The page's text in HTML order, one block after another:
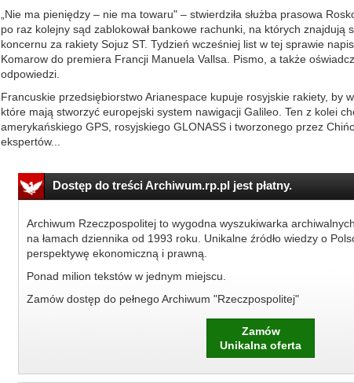
„Nie ma pieniędzy – nie ma towaru" – stwierdziła służba prasowa
po raz kolejny sąd zablokował bankowe rachunki, na których znajdują
koncernu za rakiety Sojuz ST. Tydzień wcześniej list w tej sprawie
Komarow do premiera Francji Manuela Vallsa. Pismo, a także
odpowiedzi.
Francuskie przedsiębiorstwo Arianespace kupuje rosyjskie rakiety, by
które mają stworzyć europejski system nawigacji Galileo. Ten z kolei
amerykańskiego GPS, rosyjskiego GLONASS i tworzonego przez
ekspertów...
Dostęp do treści Archiwum.rp.pl jest płatny.
Archiwum Rzeczpospolitej to wygodna wyszukiwarka
na łamach dziennika od 1993 roku. Unikalne źródło wiedzy o
perspektywę ekonomiczną i prawną.
Ponad milion tekstów w jednym miejscu.
Zamów dostęp do pełnego Archiwum "Rzeczpospolitej"
Zamów
Unikalna oferta